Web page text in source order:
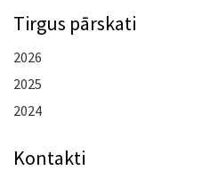
Tirgus pārskati
2026
2025
2024
Kontakti